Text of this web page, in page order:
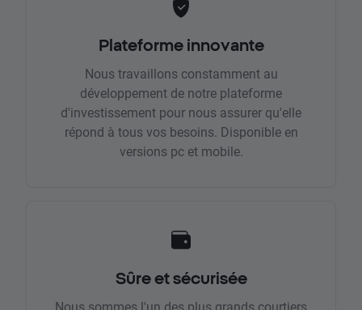
Plateforme innovante
Nous travaillons constamment au
développement de notre plateforme
d'investissement pour nous assurer qu'elle
répond à tous vos besoins. Disponible en
versions pc et mobile.
Sûre et sécurisée